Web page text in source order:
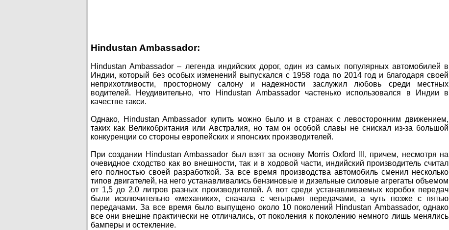
Hindustan Ambassador:
Hindustan Ambassador – легенда индийских дорог, один из самых популярных автомобилей в
Индии, который без особых изменений выпускался с 1958 года по 2014 год и благодаря своей
неприхотливости, просторному салону и надежности заслужил любовь среди местных
водителей. Неудивительно, что Hindustan Ambassador частенько использовался в Индии в
качестве такси.
Однако, Hindustan Ambassador купить можно было и в странах с левосторонним движением,
таких как Великобритания или Австралия, но там он особой славы не снискал из-за большой
конкуренции со стороны европейских и японских производителей.
При создании Hindustan Ambassador был взят за основу Morris Oxford III, причем, несмотря на
очевидное сходство как во внешности, так и в ходовой части, индийский производитель считал
его полностью своей разработкой. За все время производства автомобиль сменил несколько
типов двигателей, на него устанавливались бензиновые и дизельные силовые агрегаты объемом
от 1,5 до 2,0 литров разных производителей. А вот среди устанавливаемых коробок передач
были исключительно «механики», сначала с четырьмя передачами, а чуть позже с пятью
передачами. За все время было выпущено около 10 поколений Hindustan Ambassador, однако
все они внешне практически не отличались, от поколения к поколению немного лишь менялись
бамперы и остекление.